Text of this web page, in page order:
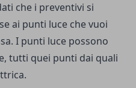
che i preventivi si
ai punti luce che vuoi
I punti luce possono
tutti quei punti dai quali